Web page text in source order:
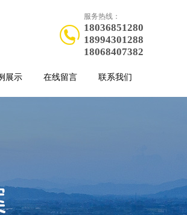
服务热线：
18036851280
18994301288
18068407382
展示 在线留言 联系我们